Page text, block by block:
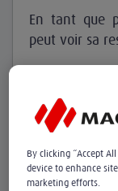
En tant que
peut voir sa
de ses
des
la garde
By clicking “Accept
device to enhance
marketing efforts.